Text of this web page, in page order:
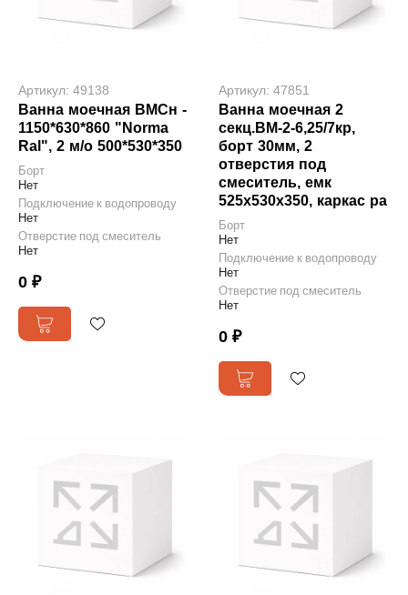
Артикул: 49138
Ванна моечная ВМСн -
1150*630*860 "Norma
Ral", 2 м/о 500*530*350
Борт
Нет
Подключение к водопроводу
Нет
Отверстие под смеситель
Нет
0 ₽
Артикул: 47851
Ванна моечная 2
секц.ВМ-2-6,25/7кр,
борт 30мм, 2
отверстия под
смеситель, емк
525х530х350, каркас ра
Борт
Нет
Подключение к водопроводу
Нет
Отверстие под смеситель
Нет
0 ₽